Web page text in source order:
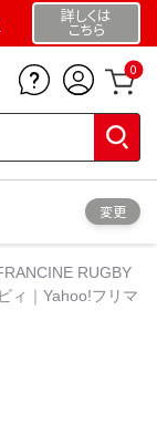
詳しくは
こちら
0
変更
RUGBY
ィ｜Yahoo!フリマ